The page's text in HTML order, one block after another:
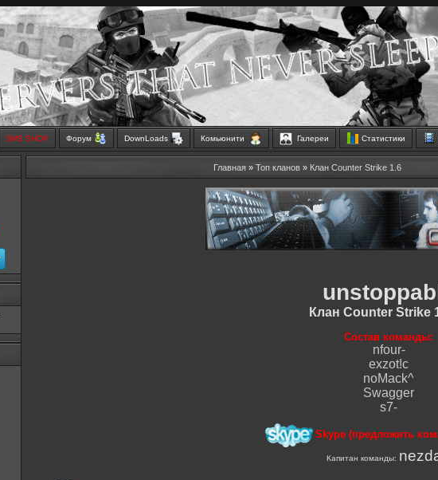
SMS SHOP Форум DownLoads Комьюнити Галереи Статистики
Главная » Топ кланов » Клан Counter Strike 1.6
Клан Counter Strike
Состав команды:
nfour-
exzot!c
noMack^
Swagger
s7-
Skype (предложить
Капитан команды: